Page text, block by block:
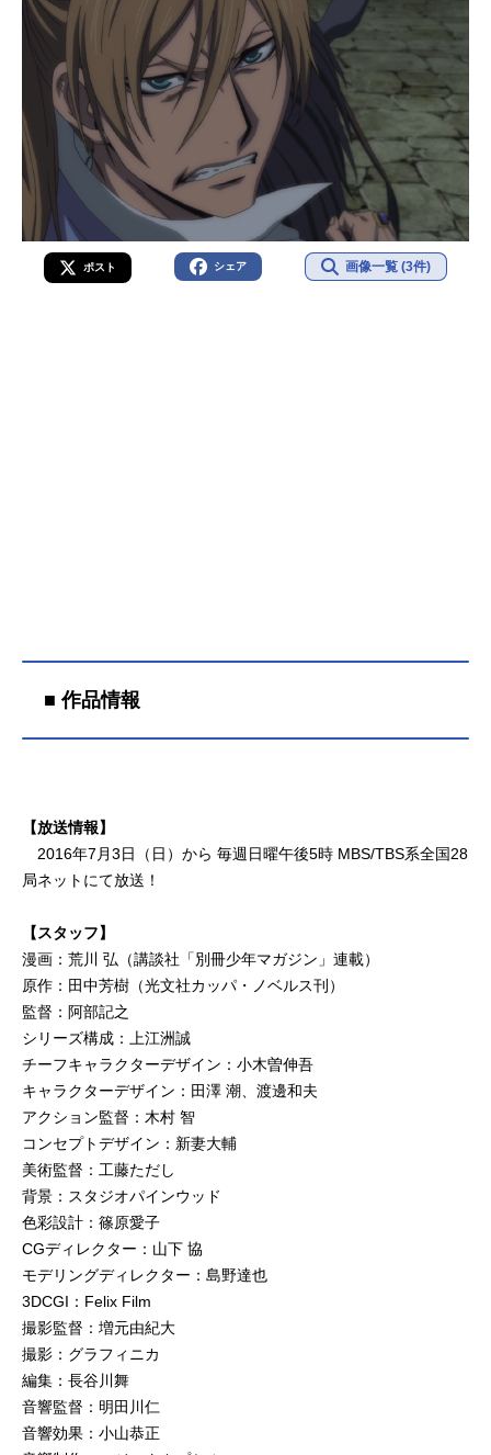
ポスト シェア 画像一覧 (3件)
■ 作品情報
【放送情報】
2016年7月3日（日）から 毎週日曜午後5時 MBS/TBS系全国28
局ネットにて放送！
【スタッフ】
漫画：荒川 弘（講談社「別冊少年マガジン」連載）
原作：田中芳樹（光文社カッパ・ノベルス刊）
監督：阿部記之
シリーズ構成：上江洲誠
チーフキャラクターデザイン：小木曽伸吾
キャラクターデザイン：田澤 潮、渡邊和夫
アクション監督：木村 智
コンセプトデザイン：新妻大輔
美術監督：工藤ただし
背景：スタジオパインウッド
色彩設計：篠原愛子
CGディレクター：山下 協
モデリングディレクター：島野達也
3DCGI：Felix Film
撮影監督：増元由紀大
撮影：グラフィニカ
編集：長谷川舞
音響監督：明田川仁
音響効果：小山恭正